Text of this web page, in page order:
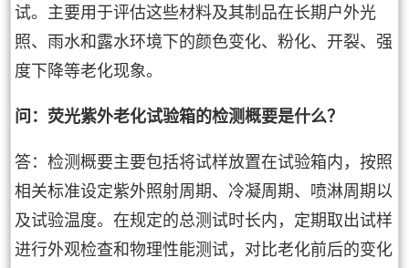
试。主要用于评估这些材料及其制品在长期户外光
照、雨水和露水环境下的颜色变化、粉化、开裂、强
度下降等老化现象。
问：荧光紫外老化试验箱的检测概要是什么？
答：检测概要主要包括将试样放置在试验箱内，按照
相关标准设定紫外照射周期、冷凝周期、喷淋周期以
及试验温度。在规定的总测试时长内，定期取出试样
进行外观检查和物理性能测试，对比老化前后的变化